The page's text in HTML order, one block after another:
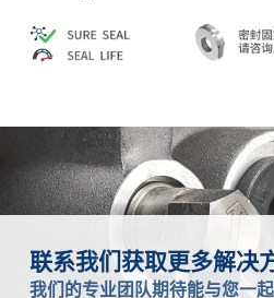
联系我们获取更多解决
我们的专业团队期待能与您一